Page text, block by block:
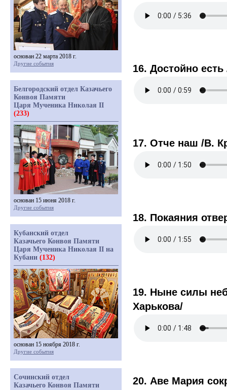
16. Достойно
17. Отче наш /В.
18. Покаяния
19. Ныне силы
Харькова/
20. Аве Мария
основан 22 марта 2018 г.
Другие события
Белгородский отдел Казачьего
Конвоя Памяти
Царя Мученика Николая II
(233)
основан 15 июня 2018 г.
Другие события
Кубанский отдел
Казачьего Конвоя Памяти
Царя Мученика Николая II на
Кубани (132)
основан 15 ноября 2018 г.
Другие события
Сочинский отдел
Казачьего Конвоя Памяти